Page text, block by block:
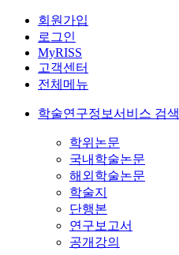
회원가입
로그인
MyRISS
고객센터
전체메뉴
학술연구정보서비스 검색
학위논문
국내학술논문
해외학술논문
학술지
단행본
연구보고서
공개강의